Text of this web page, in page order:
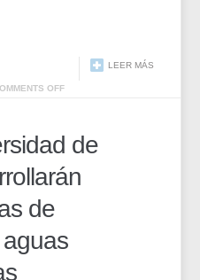
LEER MÁS
OFF
de
de